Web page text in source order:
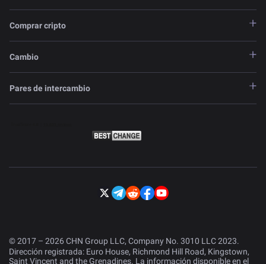
Comprar cripto
Cambio
Pares de intercambio
© 2017 – 2026 CHN Group LLC, Company No. 3010 LLC 2023.
Dirección registrada: Euro House, Richmond Hill Road, Kingstown,
Saint Vincent and the Grenadines. La información disponible en el